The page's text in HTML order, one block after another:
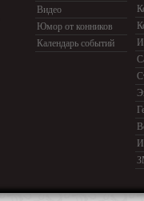
Видео
Юмор от конников
Календарь событий